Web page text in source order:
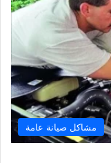
مشاكل صيانة عامة